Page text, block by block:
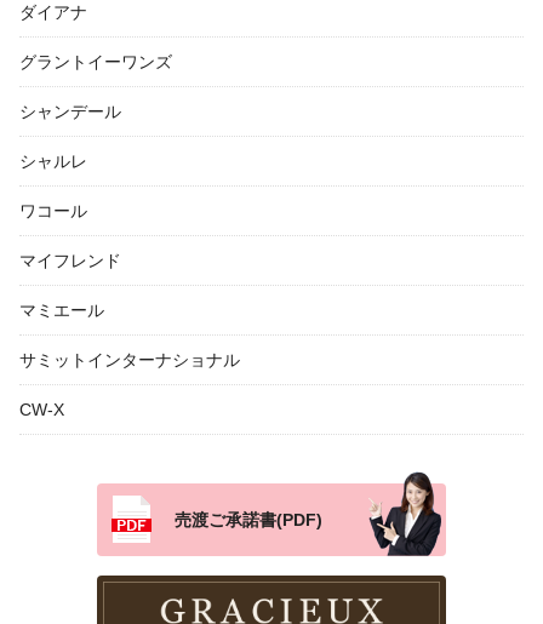
ダイアナ
グラントイーワンズ
シャンデール
シャルレ
ワコール
マイフレンド
マミエール
サミットインターナショナル
CW-X
売渡ご承諾書(PDF)